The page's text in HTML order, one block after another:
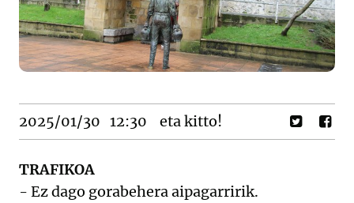
2025/01/30 12:30 eta kitto!
TRAFIKOA
- Ez dago gorabehera aipagarririk.